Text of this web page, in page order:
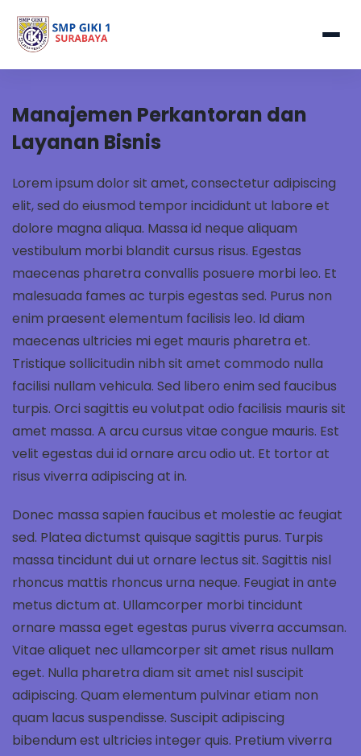
Manajemen Perkantoran dan
Layanan Bisnis
Lorem ipsum dolor sit amet, consectetur adipiscing
elit, sed do eiusmod tempor incididunt ut labore et
dolore magna aliqua. Massa id neque aliquam
vestibulum morbi blandit cursus risus. Egestas
maecenas pharetra convallis posuere morbi leo. Et
malesuada fames ac turpis egestas sed. Purus non
enim praesent elementum facilisis leo. Id diam
maecenas ultricies mi eget mauris pharetra et.
Tristique sollicitudin nibh sit amet commodo nulla
facilisi nullam vehicula. Sed libero enim sed faucibus
turpis. Orci sagittis eu volutpat odio facilisis mauris sit
amet massa. A arcu cursus vitae congue mauris. Est
velit egestas dui id ornare arcu odio ut. Et tortor at
risus viverra adipiscing at in.
Donec massa sapien faucibus et molestie ac feugiat
sed. Platea dictumst quisque sagittis purus. Turpis
massa tincidunt dui ut ornare lectus sit. Sagittis nisl
rhoncus mattis rhoncus urna neque. Feugiat in ante
metus dictum at. Ullamcorper morbi tincidunt
ornare massa eget egestas purus viverra accumsan.
Vitae aliquet nec ullamcorper sit amet risus nullam
eget. Nulla pharetra diam sit amet nisl suscipit
adipiscing. Quam elementum pulvinar etiam non
quam lacus suspendisse. Suscipit adipiscing
bibendum est ultricies integer quis. Pretium viverra